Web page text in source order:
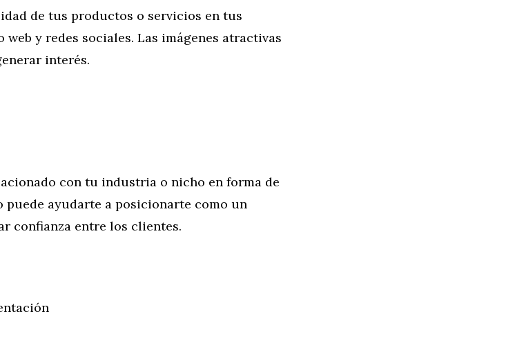
de tus productos o servicios en tus
y redes sociales. Las imágenes atractivas
interés.
con tu industria o nicho en forma de
puede ayudarte a posicionarte como un
confianza entre los clientes.